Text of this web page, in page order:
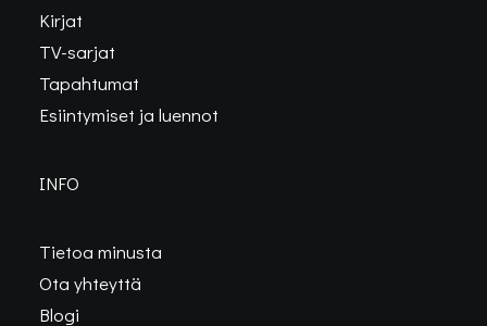
Kirjat
TV-sarjat
Tapahtumat
Esiintymiset ja luennot
INFO
Tietoa minusta
Ota yhteyttä
Blogi